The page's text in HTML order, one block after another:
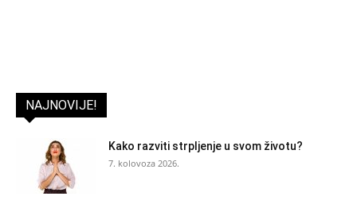
NAJNOVIJE!
Kako razviti strpljenje u svom životu?
7. kolovoza 2026.